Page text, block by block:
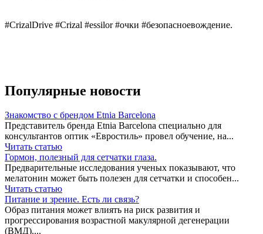
#CrizalDrive #Crizal #essilor #очки #безопасноевождение.
Популярные новости
Знакомство с брендом Etnia Barcelona
Представитель бренда Etnia Barcelona специально для
консультантов оптик «Евростиль» провел обучение, на...
Читать статью
Гормон, полезный для сетчатки глаза.
Предварительные исследования ученых показывают, что
мелатонин может быть полезен для сетчатки и способен...
Читать статью
Питание и зрение. Есть ли связь?
Образ питания может влиять на риск развития и
прогрессирования возрастной макулярной дегенерации
(ВМД)....